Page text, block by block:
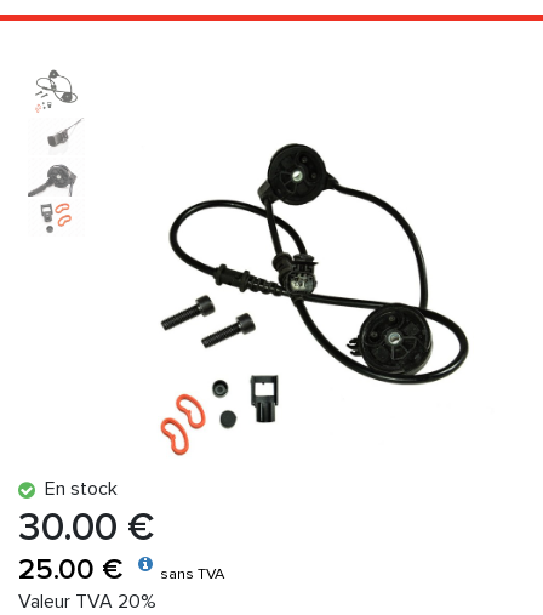
En stock
30.00 €
25.00 € sans TVA
Valeur TVA 20%